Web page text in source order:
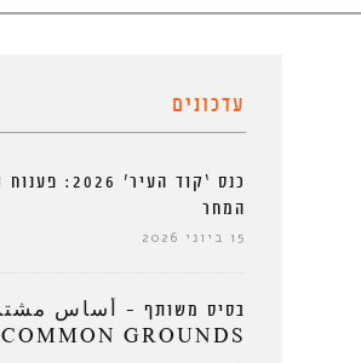
עדכונים
כנס ‘קוד העיר’
המחר
15 ביוני 2026
בסיס משותף – أساس
COMMON GROUNDS